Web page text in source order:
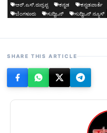
ಆರ್.ಎಸ್.ರುದ್ರಪ್ಪ
ಕನ್ನಡ ಕನ್ನಡವಾರ್ತೆ
ಬೆಂಗಳೂರು
ಸುದ್ದಿಒನ್ ಸುದ್ದಿಒನ್ ನ್ಯೂಸ್
SHARE THIS ARTICLE